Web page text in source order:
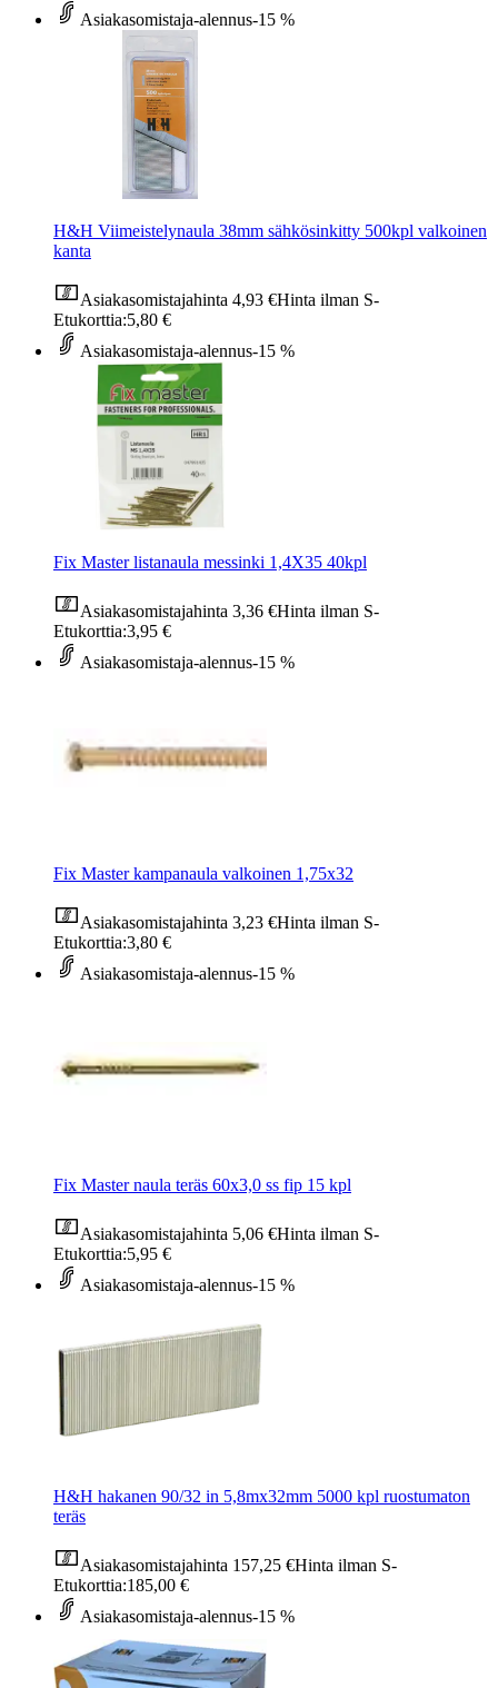
Asiakasomistaja-alennus-15 %
H&H Viimeistelynaula 38mm sähkösinkitty 500kpl valkoinen
kanta
Asiakasomistajahinta 4,93 €Hinta ilman S-
Etukorttia:5,80 €
Asiakasomistaja-alennus-15 %
Fix Master listanaula messinki 1,4X35 40kpl
Asiakasomistajahinta 3,36 €Hinta ilman S-
Etukorttia:3,95 €
Asiakasomistaja-alennus-15 %
Fix Master kampanaula valkoinen 1,75x32
Asiakasomistajahinta 3,23 €Hinta ilman S-
Etukorttia:3,80 €
Asiakasomistaja-alennus-15 %
Fix Master naula teräs 60x3,0 ss fip 15 kpl
Asiakasomistajahinta 5,06 €Hinta ilman S-
Etukorttia:5,95 €
Asiakasomistaja-alennus-15 %
H&H hakanen 90/32 in 5,8mx32mm 5000 kpl ruostumaton
teräs
Asiakasomistajahinta 157,25 €Hinta ilman S-
Etukorttia:185,00 €
Asiakasomistaja-alennus-15 %